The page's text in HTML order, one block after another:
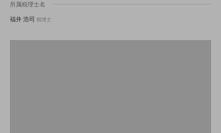
所属税理士名
福井 浩司 税理士